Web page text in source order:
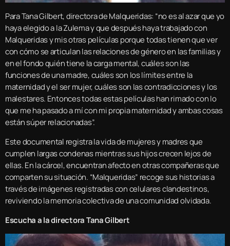
Para Tana Gilbert, directora de Malqueridas: “no es al azar que yo
haya elegido a la Zulema y que después haya trabajado con
Malqueridas y mis otras películas porque todas tienen que ver
con cómo se articulan las relaciones de género en las familias y
en el fondo quién tiene la carga mental, cuáles son las
funciones de una madre, cuáles son los límites entre la
maternidad y el ser mujer, cuáles son las contradicciones y los
malestares. Entonces todas estas películas han rimado con lo
que me ha pasado a mí con mi propia maternidad y ambas cosas
están súper relacionadas”.
Este documental registra la vida de mujeres y madres que
cumplen largas condenas mientras sus hijos crecen lejos de
ellas. En la cárcel, encuentran afecto en otras compañeras que
comparten su situación. “Malqueridas” recoge sus historias a
través de imágenes registradas con celulares clandestinos,
reviviendo la memoria colectiva de una comunidad olvidada.
Escucha a la directora Tana Gilbert